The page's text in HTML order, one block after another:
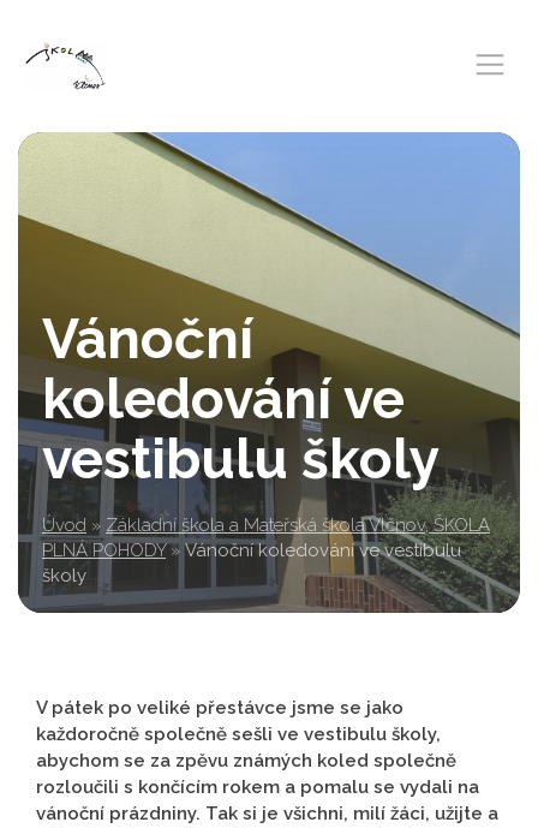
Vánoční
koledování ve
vestibulu školy
Úvod » Základní škola a Mateřská škola Vlčnov, ŠKOLA
PLNÁ POHODY » Vánoční koledování ve vestibulu
školy
V pátek po veliké přestávce jsme se jako
každoročně společně sešli ve vestibulu školy,
abychom se za zpěvu známých koled společně
rozloučili s končícím rokem a pomalu se vydali na
vánoční prázdniny. Tak si je všichni, milí žáci, užijte a